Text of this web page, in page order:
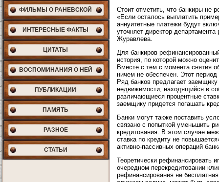
ФИЛЬМЫ О РАНЕВСКОЙ
ИНТЕРЕСНЫЕ ФАКТЫ
ЦИТАТЫ
ВОСПОМИНАНИЯ О НЕЙ
ПУБЛИКАЦИИ
ПАМЯТЬ
РАЗНОЕ
СТАТЬИ
Стоит отметить, что банкиры не
«Если осталось выплатить
аннуитетные платежи будут
уточняет директор
Журавлева.
Для банкиров
история, по которой можно
Вместе с тем с момента снятия
ничем не обеспечен. Этот
Ряд банков предлагает
недвижимости, находящийся в
различающиеся процентные
заемщику придется погашать
Банки могут также поставить
связано с попыткой уменьшить
кредитования. В этом случае
ставка по кредиту не
активно-пассивных операций
Теоретически рефинансировать
очередном перекредитовании
рефинансирования не